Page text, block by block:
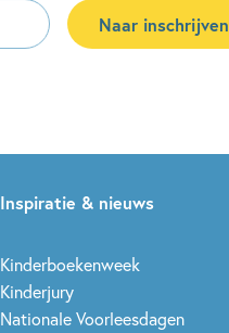
Naar inschrijven
Inspiratie & nieuws
Kinderboekenweek
Kinderjury
Nationale Voorleesdagen